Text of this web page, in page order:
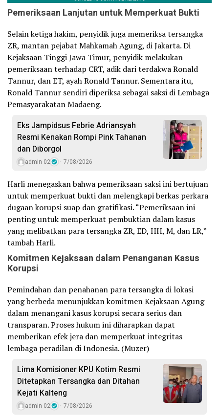
Pemeriksaan Lanjutan untuk Memperkuat Bukti
Selain ketiga hakim, penyidik juga memeriksa tersangka
ZR, mantan pejabat Mahkamah Agung, di Jakarta. Di
Kejaksaan Tinggi Jawa Timur, penyidik melakukan
pemeriksaan terhadap CRT, adik dari terdakwa Ronald
Tannur, dan ET, ayah Ronald Tannur. Sementara itu,
Ronald Tannur sendiri diperiksa sebagai saksi di Lembaga
Pemasyarakatan Madaeng.
Eks Jampidsus Febrie Adriansyah
Resmi Kenakan Rompi Pink Tahanan
dan Diborgol
admin 02 7/08/2026
Harli menegaskan bahwa pemeriksaan saksi ini bertujuan
untuk memperkuat bukti dan melengkapi berkas perkara
dugaan korupsi suap dan gratifikasi. “Pemeriksaan ini
penting untuk memperkuat pembuktian dalam kasus
yang melibatkan para tersangka ZR, ED, HH, M, dan LR,”
tambah Harli.
Komitmen Kejaksaan dalam Penanganan Kasus
Korupsi
Pemindahan dan penahanan para tersangka di lokasi
yang berbeda menunjukkan komitmen Kejaksaan Agung
dalam menangani kasus korupsi secara serius dan
transparan. Proses hukum ini diharapkan dapat
memberikan efek jera dan memperkuat integritas
lembaga peradilan di Indonesia. (Muzer)
Lima Komisioner KPU Kotim Resmi
Ditetapkan Tersangka dan Ditahan
Kejati Kalteng
admin 02 7/08/2026